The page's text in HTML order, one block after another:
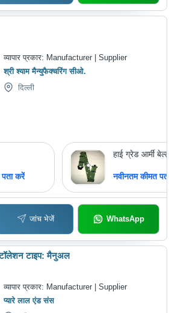
व्यापार प्रकार: Manufacturer | Supplier
श्री श्याम मैन्युफैक्चरिंग सीओ.
दिल्ली
करें
हाई ग्रेड आर्मी
नवीनतम कीमत
जांच भेजें WhatsApp
टाइप: मैनुअल
व्यापार प्रकार: Manufacturer | Supplier
प्यारे लाल एंड संस